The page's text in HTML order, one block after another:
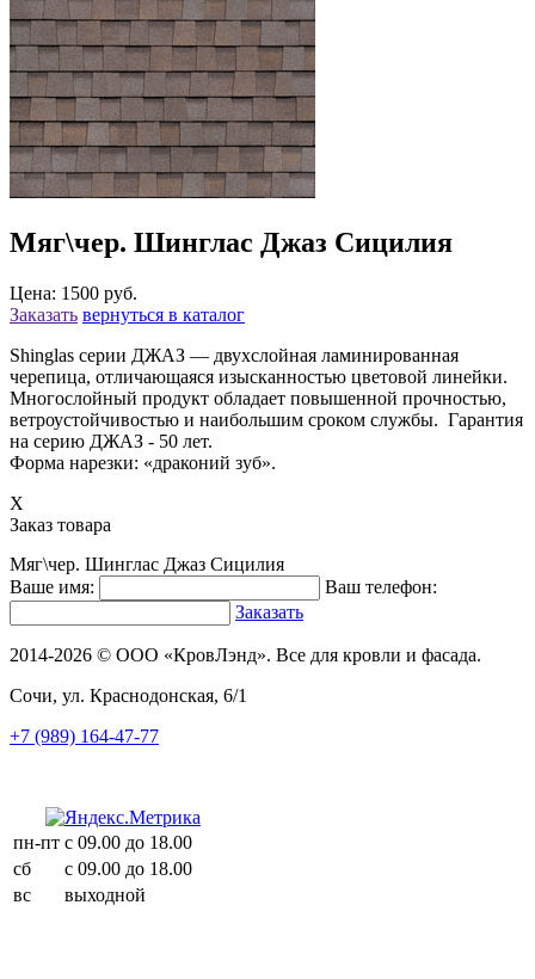
Мяг\чер. Шинглас Джаз Сицилия
Цена: 1500 руб.
Заказать вернуться в каталог
Shinglas серии ДЖАЗ — двухслойная ламинированная
черепица, отличающаяся изысканностью цветовой линейки.
Многослойный продукт обладает повышенной прочностью,
ветроустойчивостью и наибольшим сроком службы. Гарантия
на серию ДЖАЗ - 50 лет.
Форма нарезки: «драконий зуб».
X
Заказ товара
Мяг\чер. Шинглас Джаз Сицилия
Ваше имя:
Ваш телефон:
Заказать
2014-2026 © ООО «КровЛэнд». Все для кровли и фасада.
Сочи, ул. Краснодонская, 6/1
+7 (989) 164-47-77
пн-пт с 09.00 до 18.00
сб
с 09.00 до 18.00
вс
выходной